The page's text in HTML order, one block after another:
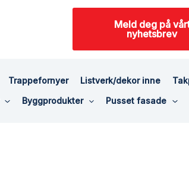
Meld deg på
nyhetsbrev
Trappefornyer Listverk/dekor inne
Byggprodukter Pusset fasade